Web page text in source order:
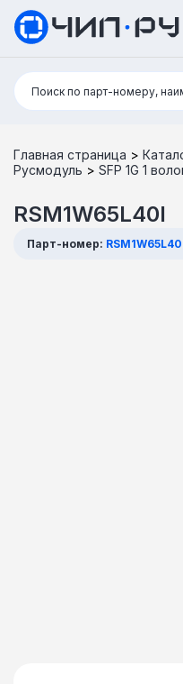
Поиск:
Поиск по парт-номеру,
Главная страница >
Русмодуль > SFP 1G 1
RSM1W65L40I
Парт-номер: